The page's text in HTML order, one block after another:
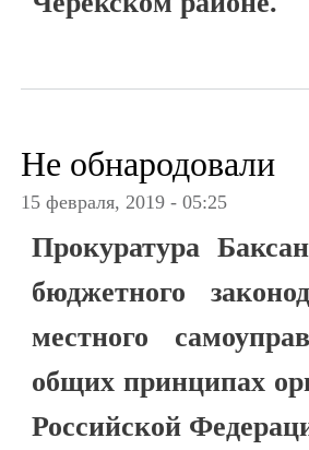
Не обнародовали
15 февраля, 2019 - 05:25
Прокуратура
бюджетного
местного
общих принципах
Российской